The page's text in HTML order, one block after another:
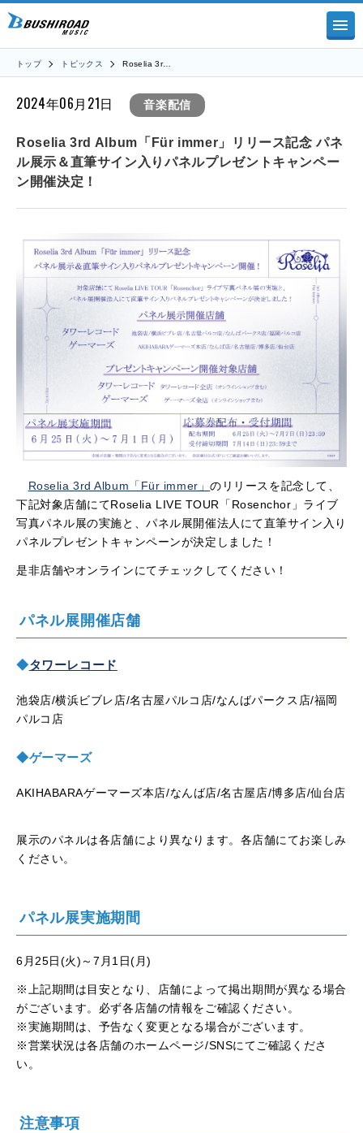
トップ トピックス Roselia 3r…
2024年06月21日 音楽配信
Roselia 3rd Album「Für immer」リリース記念 パネ
ル展示＆直筆サイン入りパネルプレゼントキャンペー
ン開催決定！
Roselia 3rd Album「Für immer」のリリースを記念して、
下記対象店舗にてRoselia LIVE TOUR「Rosenchor」ライブ
写真パネル展の実施と、パネル展開催法人にて直筆サイン入り
パネルプレゼントキャンペーンが決定しました！
是非店舗やオンラインにてチェックしてください！
パネル展開催店舗
◆タワーレコード
池袋店/横浜ビブレ店/名古屋パルコ店/なんばパークス店/福岡
パルコ店
◆ゲーマーズ
AKIHABARAゲーマーズ本店/なんば店/名古屋店/博多店/仙台店
展示のパネルは各店舗により異なります。各店舗にてお楽しみ
ください。
パネル展実施期間
6月25日(火)～7月1日(月)
※上記期間は目安となり、店舗によって掲出期間が異なる場合
がございます。必ず各店舗の情報をご確認ください。
※実施期間は、予告なく変更となる場合がございます。
※営業状況は各店舗のホームページ/SNSにてご確認くださ
い。
注意事項